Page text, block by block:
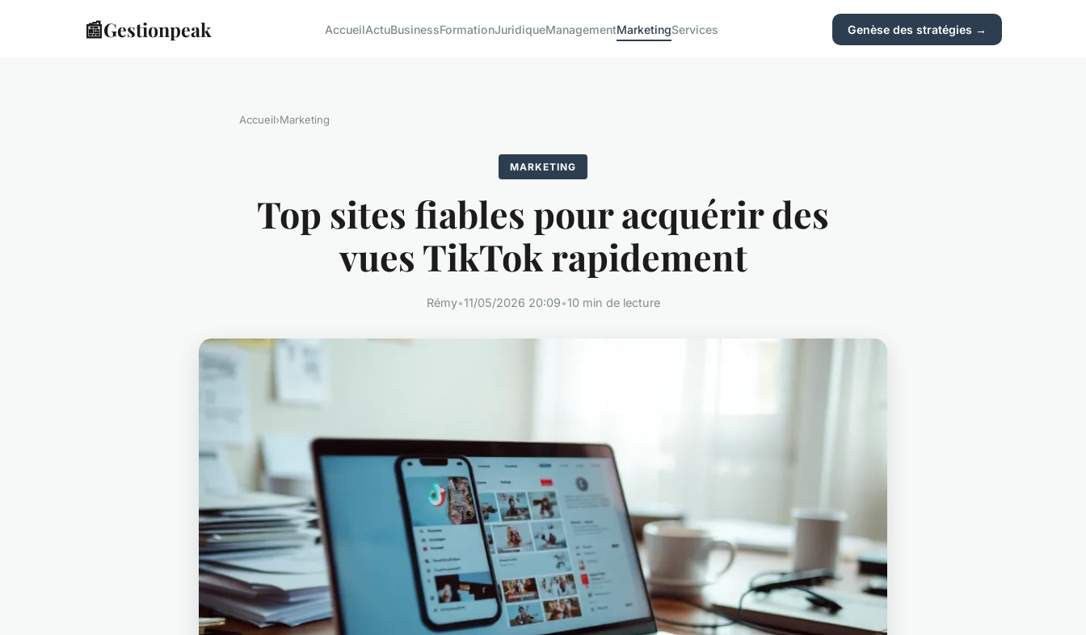
📰Gestionpeak AccueilActuBusinessFormationJuridiqueManagementMarketingServices Genèse des stratégies →
Accueil›Marketing
MARKETING
Top sites fiables pour acquérir des
vues TikTok rapidement
Rémy•11/05/2026 20:09•10 min de lecture